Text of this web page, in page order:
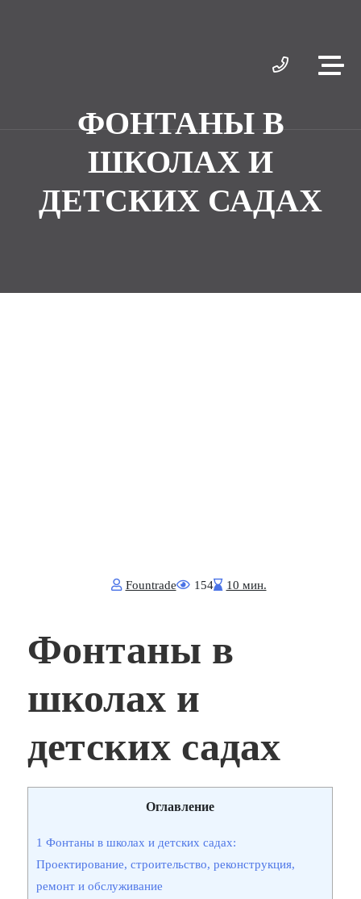
ФОНТАНЫ В
ШКОЛАХ И
ДЕТСКИХ САДАХ
Fоuntrade 154 10 мин.
Фонтаны в
школах и
детских садах
Оглавление
1 Фонтаны в школах и детских садах:
Проектирование, строительство, реконструкция,
ремонт и обслуживание